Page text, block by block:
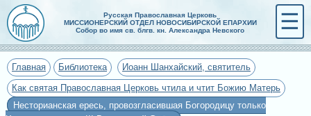
Русская Православная Церковь
МИССИОНЕРСКИЙ ОТДЕЛ НОВОСИБИРСКОЙ ЕПАРХИИ
Собор во имя св. блгв. кн. Александра Невского
☰
Главная Библиотека
Иоанн Шанхайский, святитель
Как святая Православная Церковь чтила и чтит Божию Матерь
Несторианская ересь, провозгласившая Богородицу только